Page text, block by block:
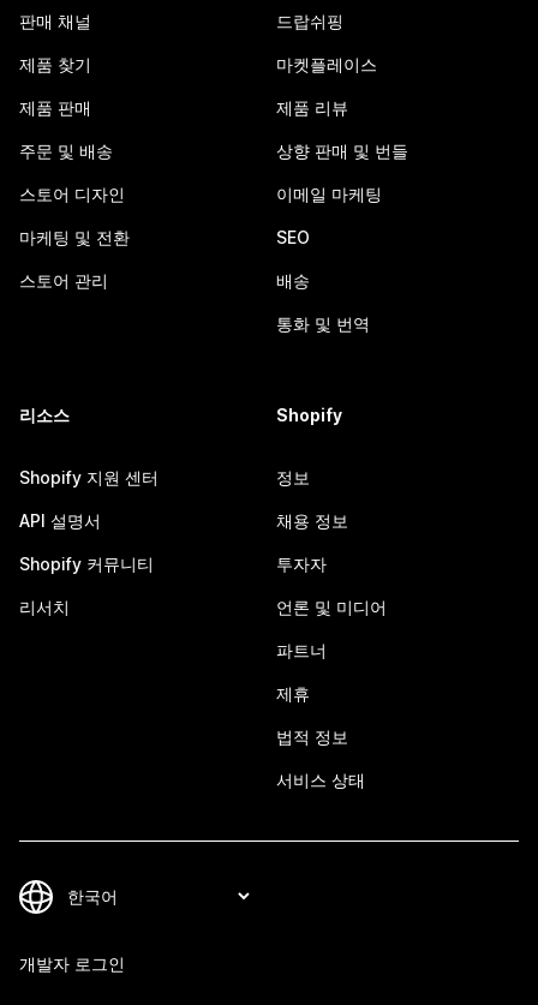
판매 채널
제품 찾기
제품 판매
주문 및 배송
스토어 디자인
마케팅 및 전환
스토어 관리
드랍쉬핑
마켓플레이스
제품 리뷰
상향 판매 및 번들
이메일 마케팅
SEO
배송
통화 및 번역
리소스
Shopify 지원 센터
API 설명서
Shopify 커뮤니티
리서치
Shopify
정보
채용 정보
투자자
언론 및 미디어
파트너
제휴
법적 정보
서비스 상태
개발자 로그인